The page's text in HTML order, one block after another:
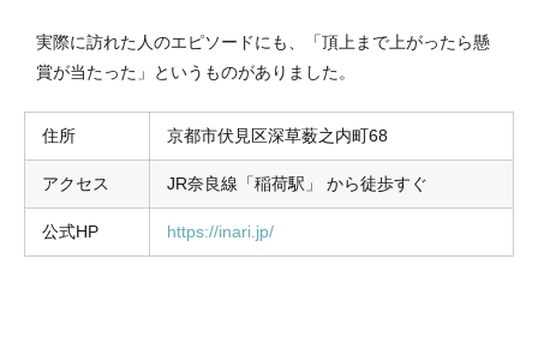
実際に訪れた人のエピソードにも、「頂上まで上がったら懸
賞が当たった」というものがありました。
住所 京都市伏見区深草薮之内町68
アクセス JR奈良線「稲荷駅」 から徒歩すぐ
公式HP https://inari.jp/